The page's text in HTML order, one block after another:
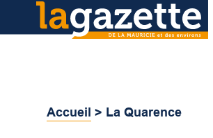
Accueil > La Quarence